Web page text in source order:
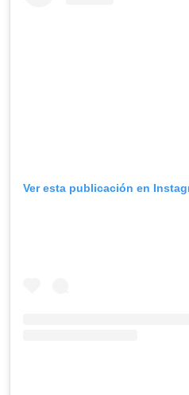
Ver esta publicación en